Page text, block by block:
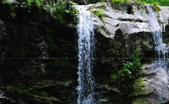
Accueil